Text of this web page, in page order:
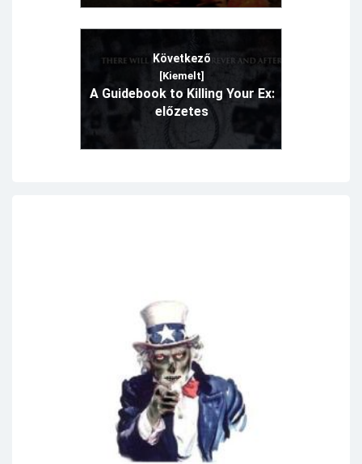
Következő
[Kiemelt]
A Guidebook to Killing Your Ex:
előzetes